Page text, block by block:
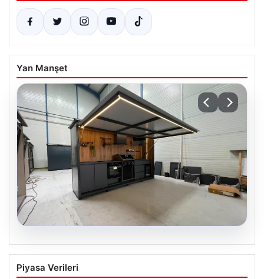
Yan Manşet
Açık Hava Mekanlarında Estetik ve
bahçe mutfağı Çözümleri
Piyasa Verileri